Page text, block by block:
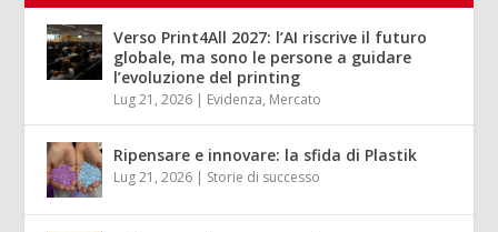
Verso Print4All 2027: l’AI riscrive il futuro
globale, ma sono le persone a guidare
l’evoluzione del printing
Lug 21, 2026 | Evidenza, Mercato
Ripensare e innovare: la sfida di Plastik
Lug 21, 2026 | Storie di successo